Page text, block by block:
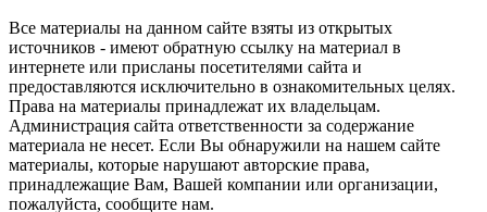
Все материалы на данном сайте взяты из открытых
источников - имеют обратную ссылку на материал в
интернете или присланы посетителями сайта и
предоставляются исключительно в ознакомительных целях.
Права на материалы принадлежат их владельцам.
Администрация сайта ответственности за содержание
материала не несет. Если Вы обнаружили на нашем сайте
материалы, которые нарушают авторские права,
принадлежащие Вам, Вашей компании или организации,
пожалуйста, сообщите нам.